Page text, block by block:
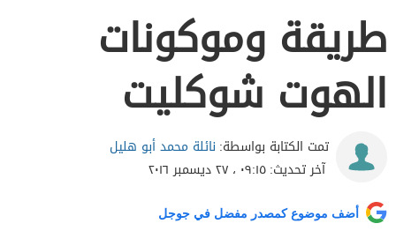
طريقة وموكونات
الهوت شوكليت
تمت الكتابة بواسطة: نائلة محمد أبو هليل
آخر تحديث:٠٩:١٥ ، ٢٧ ديسمبر ٢٠١٦
أضف موضوع كمصدر مفضل في جوجل